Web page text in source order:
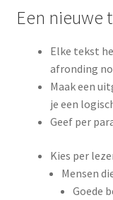
Een nieuwe
Elke tekst
afronding
Maak een
je een
Geef per
Kies per
Mensen
Goede